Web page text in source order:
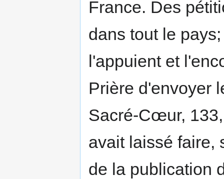
France. Des
dans tout le
l'appuient et
Prière d'envoyer
Sacré-Cœur,
avait laissé faire,
de la publication